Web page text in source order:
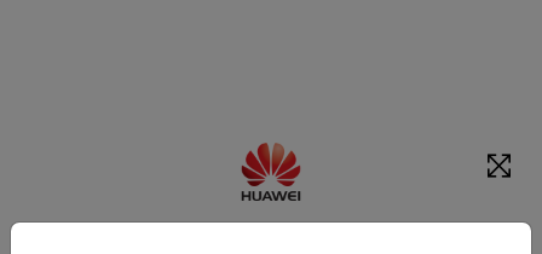
Mobiltelefon Huawei Y6 2017 Single SIM, Gray